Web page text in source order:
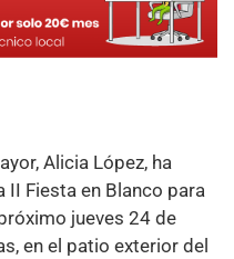
Alicia López, ha
II Fiesta en Blanco para
jueves 24 de
en el patio exterior del